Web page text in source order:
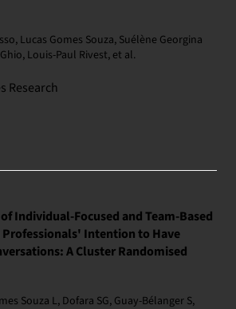
Lucas Gomes Souza, Suélène Georgina
Louis-Paul Rivest, et al.
Research
Individual-Focused and Team-Based
Intention to Have
A Cluster Randomised
Souza L, Dofara SG, Guay-Bélanger S,